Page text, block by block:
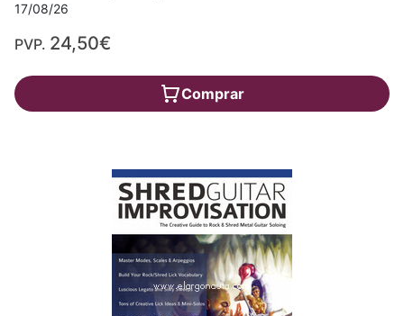
17/08/26
PVP. 24,50€
Comprar